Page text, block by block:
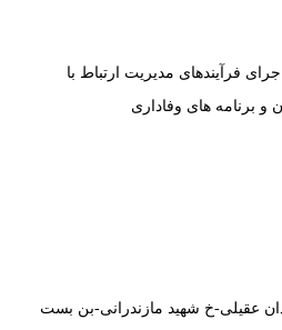
فرآیندهای مدیریت ارتباط با
و برنامه های وفاداری
عقیلی-خ شهید مازندرانی-بن بست